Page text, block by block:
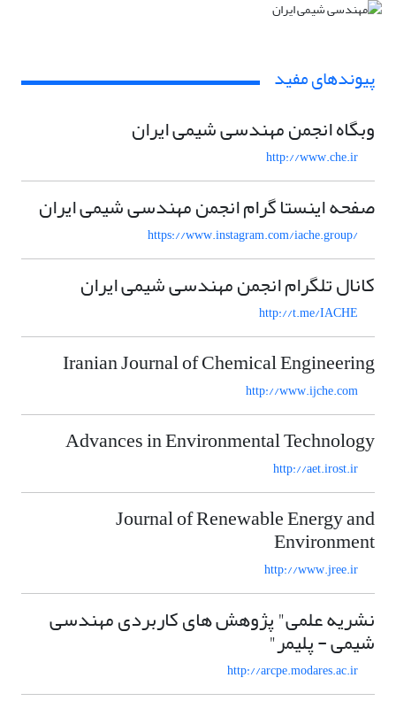
پیوندهای مفید
وبگاه انجمن مهندسی شیمی ایران
http://www.che.ir
صفحه اینستا گرام انجمن مهندسی شیمی ایران
https://www.instagram.com/iache.group/
کانال تلگرام انجمن مهندسی شیمی ایران
http://t.me/IACHE
Iranian Journal of Chemical Engineering
http://www.ijche.com
Advances in Environmental Technology
http://aet.irost.ir
Journal of Renewable Energy and
Environment
http://www.jree.ir
نشریه علمی" پژوهش های کاربردی مهندسی
شیمی - پلیمر"
http://arcpe.modares.ac.ir